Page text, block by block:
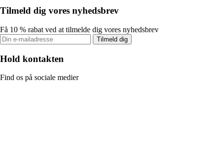
Tilmeld dig vores nyhedsbrev
Få 10 % rabat ved at tilmelde dig vores nyhedsbrev
Tilmeld dig
Hold kontakten
Find os på sociale medier